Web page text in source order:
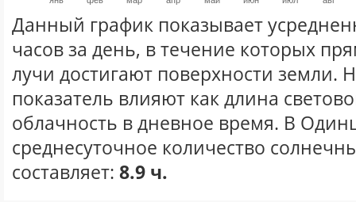
Данный график показывает
часов за день, в течение которых
лучи достигают поверхности земли.
показатель влияют как длина
облачность в дневное время. В
среднесуточное количество
составляет: 8.9 ч.